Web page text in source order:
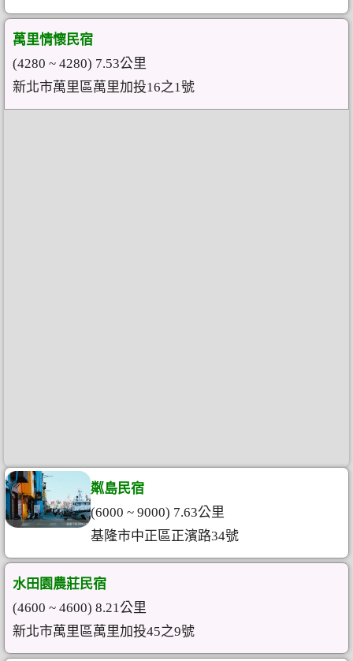
萬里情懷民宿
(4280 ~ 4280) 7.53公里
新北市萬里區萬里加投16之1號
粼島民宿
(6000 ~ 9000) 7.63公里
基隆市中正區正濱路34號
水田園農莊民宿
(4600 ~ 4600) 8.21公里
新北市萬里區萬里加投45之9號